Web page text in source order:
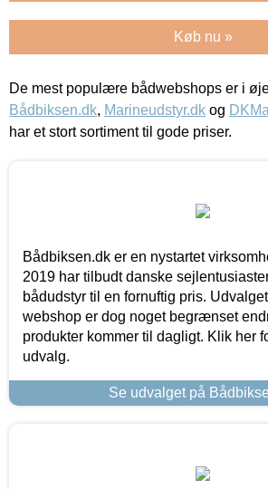
Køb nu »
De mest populære bådwebshops er i
Bådbiksen.dk, Marineudstyr.dk og
har et stort sortiment til gode priser.
Bådbiksen.dk er en nystartet
2019 har tilbudt danske
bådudstyr til en fornuftig pris.
webshop er dog noget begrænset
produkter kommer til dagligt. Klik her
udvalg.
Se udvalget på